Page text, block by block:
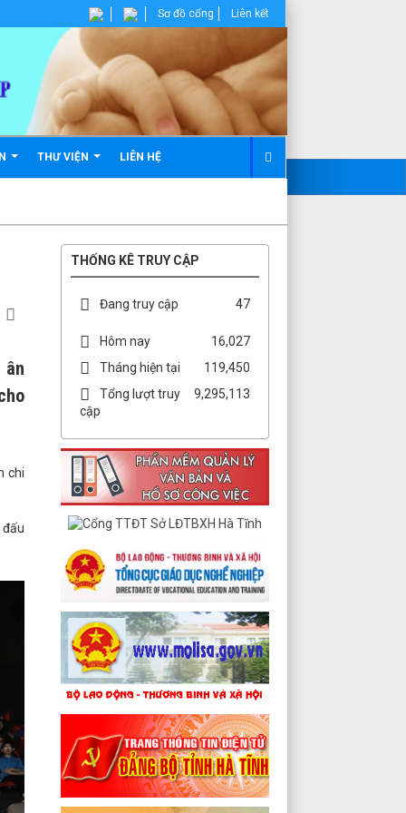
THƯ VIỆN LIÊN HỆ
Sơ đồ cổng Liên kết
ân
chi
THỐNG KÊ TRUY CẬP
Đang truy cập 47
Hôm nay
16,027
Tháng hiện tại
119,450
Tổng lượt truy
cập
9,295,113